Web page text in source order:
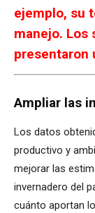
ejemplo, su
manejo. Los
presentaron
Ampliar las
Los datos
productivo y
mejorar las
invernadero del
cuánto aportan